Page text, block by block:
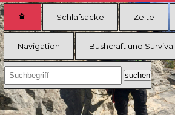
Schlafsäcke Zelte
Navigation Bushcraft und Survival